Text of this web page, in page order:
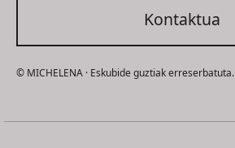
Kontaktua
© MICHELENA · Eskubide guztiak erreserbatuta.